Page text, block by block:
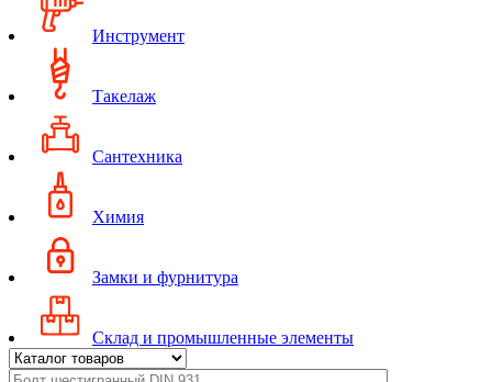
Инструмент
Такелаж
Сантехника
Химия
Замки и фурнитура
Склад и промышленные элементы